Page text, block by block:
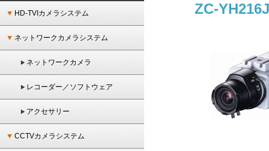
ZC-
HD-TVIカメラシステム
ネットワークカメラシステム
ネットワークカメラ
レコーダー／ソフトウェア
アクセサリー
CCTVカメラシステム